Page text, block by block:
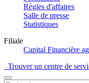
Règles d'affaires
Salle de presse
Statistiques
Filiale
Capital Financière
Trouver un centre de